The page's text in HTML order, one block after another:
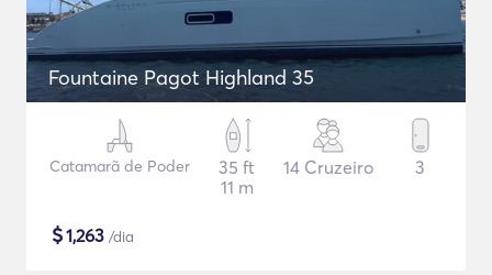
Fountaine Pagot Highland 35
Catamarã de Poder
35 ft
11 m
14 Cruzeiro 3
$1,263 /dia